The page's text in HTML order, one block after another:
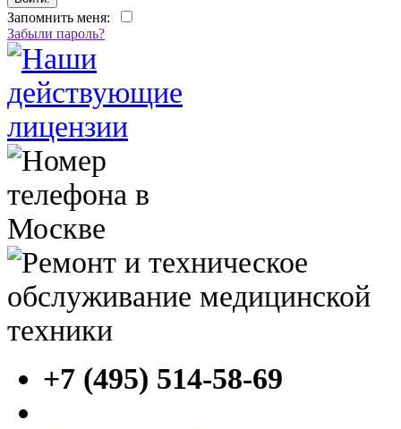
Запомнить меня:
Забыли пароль?
+7 (495) 514-58-69